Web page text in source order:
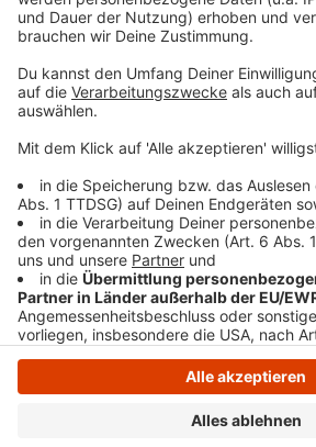
Betriebe und freie Berufe sowie für
land- und forstwirtschaftliche
folgende Stelle gerichtet werden:
christiane.beumer@sprockhoevel.de.
Anzeige